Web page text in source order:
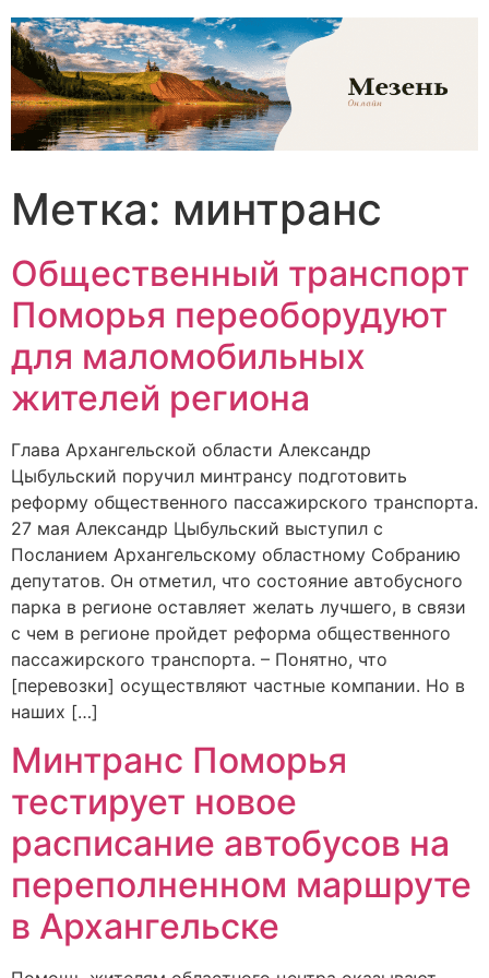
Перейти
содержимому
Метка: минтранс
Общественный транспорт
Поморья переоборудуют
для маломобильных
жителей региона
Глава Архангельской области Александр
Цыбульский поручил минтрансу подготовить
реформу общественного пассажирского транспорта.
27 мая Александр Цыбульский выступил с
Посланием Архангельскому областному Собранию
депутатов. Он отметил, что состояние автобусного
парка в регионе оставляет желать лучшего, в связи
с чем в регионе пройдет реформа общественного
пассажирского транспорта. – Понятно, что
[перевозки] осуществляют частные компании. Но в
наших […]
Минтранс Поморья
тестирует новое
расписание автобусов на
переполненном маршруте
в Архангельске